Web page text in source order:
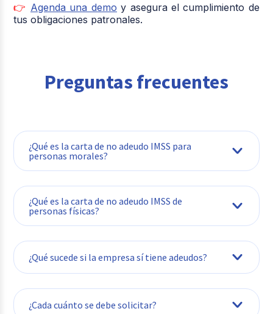
👉 Agenda una demo y asegura el cumplimiento de
tus obligaciones patronales.
Preguntas frecuentes
¿Qué es la carta de no adeudo IMSS para
personas morales?
¿Qué es la carta de no adeudo IMSS de
personas físicas?
¿Qué sucede si la empresa sí tiene adeudos?
¿Cada cuánto se debe solicitar?